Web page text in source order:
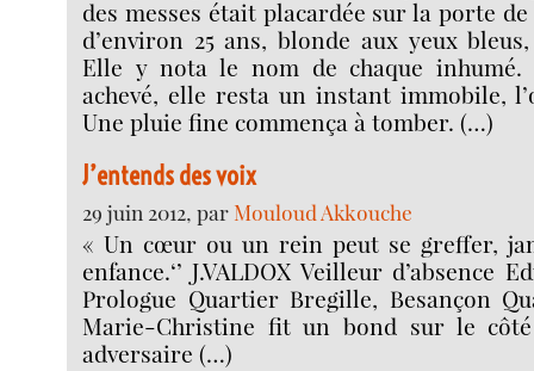
des messes était placardée sur la porte de
d’environ 25 ans, blonde aux yeux
Elle y nota le nom de chaque inhumé.
achevé, elle resta un instant immobile,
Une pluie fine commença à tomber. (…)
J’entends des voix
29 juin 2012, parMouloud Akkouche
« Un cœur ou un rein peut se greffer,
enfance.‘’ J.VALDOX Veilleur d’absence
Prologue Quartier Bregille, Besançon
Marie-Christine fit un bond sur le
adversaire (…)